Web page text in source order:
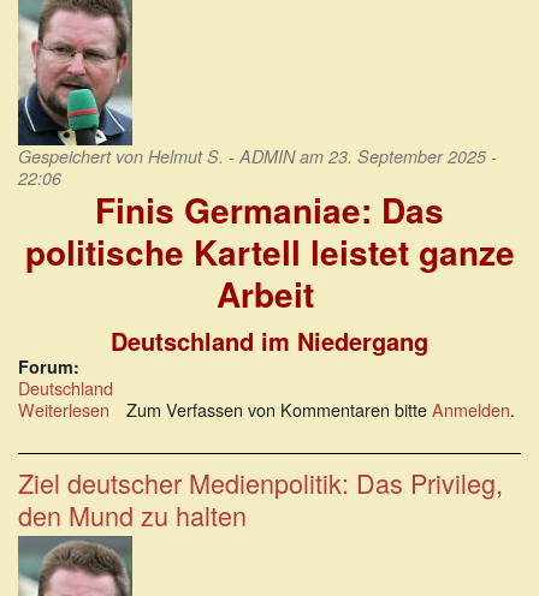
Gespeichert von Helmut S. - ADMINam 23. September 2025 -
22:06
Finis Germaniae: Das
politische Kartell leistet ganze
Arbeit
Deutschland im Niedergang
Forum:
Deutschland
Weiterlesen über
Germaniae:
Das
politische
Kartell
leistet
ganze
Arbeit
Zum Verfassen von Kommentaren bitteAnmelden.
Ziel deutscher Medienpolitik: Das Privileg,
den Mund zu halten